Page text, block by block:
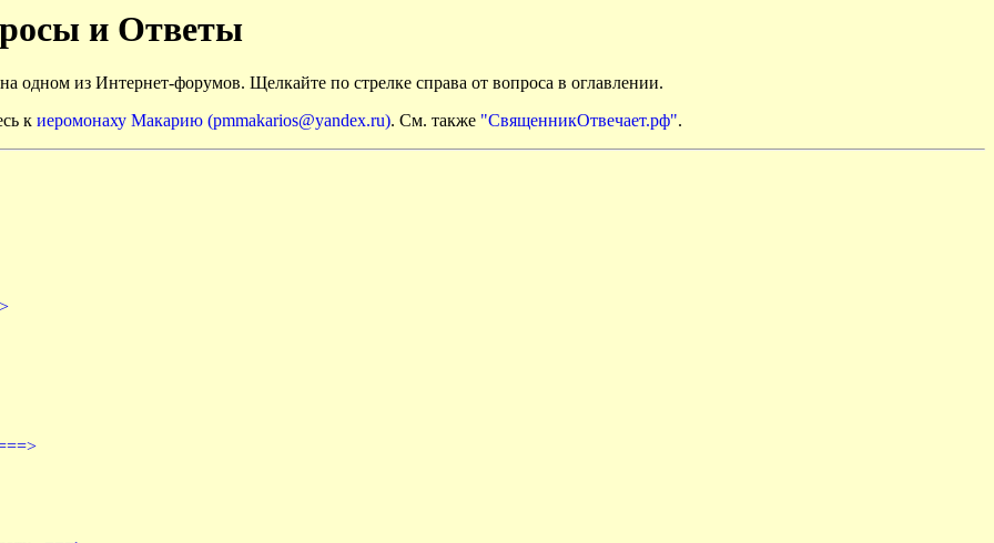
и Ответы
одном из Интернет-форумов. Щелкайте по стрелке справа от вопроса в оглавлении.
к иеромонаху Макарию (pmmakarios@yandex.ru). См. также "СвященникОтвечает.рф".